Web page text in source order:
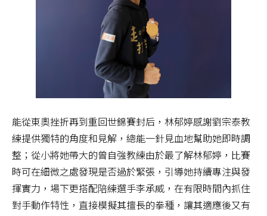
能從東奧挫折再到重回世錦賽封后，林郁婷感謝劉宗泰教
練提供獨特的角度和見解，總能一針見血地幫助她即時調
整；從小將她帶大的曾自強教練由於最了解林郁婷，比賽
時可在細微之處發現是否過於緊張，引導她持續專注與發
揮實力，場下更搭配陪練選手李承威，在有限時間內抓住
對手動作特性，直接模擬其擅長的拳種，讓其適應後又有